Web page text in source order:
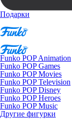
Подарки
Funko POP Animation
Funko POP Games
Funko POP Movies
Funko POP Television
Funko POP Disney
Funko POP Heroes
Funko POP Music
Другие фигурки